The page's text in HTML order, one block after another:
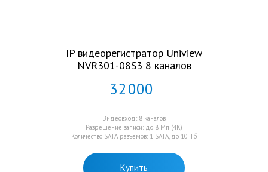
IP видеорегистратор Uniview
NVR301-08S3 8 каналов
32000 Т
Видеовход: 8 каналов
Разрешение записи: до 8 Мп (4K)
Количество SATA разъемов: 1 SATA, до 10 Тб
Купить